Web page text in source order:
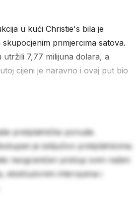
u kući Christie's bila je
skupocjenim primjercima satova.
utržili 7,77 milijuna dolara, a
cijeni je naravno i ovaj put bio
pretplatničke ponude.
je isključivo pretplatnicima.
neograničen pristup svim našim
ekskluzivnim intervjuima i